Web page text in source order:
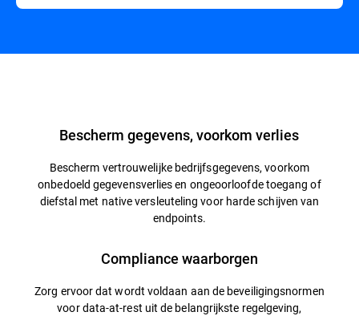
Bescherm gegevens, voorkom verlies
Bescherm vertrouwelijke bedrijfsgegevens, voorkom
onbedoeld gegevensverlies en ongeoorloofde toegang of
diefstal met native versleuteling voor harde schijven van
endpoints.
Compliance waarborgen
Zorg ervoor dat wordt voldaan aan de beveiligingsnormen
voor data-at-rest uit de belangrijkste regelgeving,